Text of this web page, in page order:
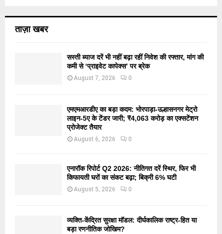
ताज़ा खबर
सस्ती ब्याज दरें भी नहीं बढ़ा रहीं निवेश की रफ्तार, मांग की
कमी से ‘प्राइवेट कापेक्स’ पर ब्रेक
August 7, 2026 0
एमएमआरडीए का बड़ा कदम: भोरपाड़ा-उल्हासनगर मेट्रो
लाइन-5ए के टेंडर जारी; ₹4,063 करोड़ का एक्सटेंशन
प्रोजेक्ट तैयार
August 6, 2026 0
एनारॉक रिपोर्ट Q2 2026: नीतिगत दरें स्थिर, फिर भी
किफायती घरों का संकट बढ़ा; बिक्री 6% घटी
August 5, 2026 0
व्यक्ति-केंद्रित सुरक्षा मॉडल: दीर्घकालिक राष्ट्र-हित या
बड़ा रणनीतिक जोखिम?